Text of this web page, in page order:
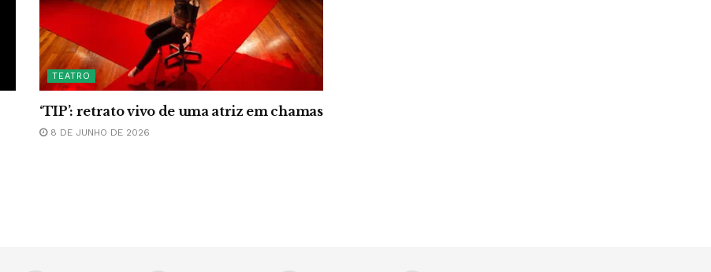
TEATRO
‘TIP’: retrato vivo de uma atriz em chamas
8 DE JUNHO DE 2026